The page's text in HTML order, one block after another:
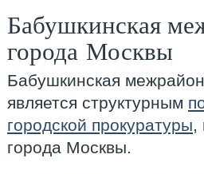
Бабушкинская
города Москвы
Бабушкинская
является структурным
городской прокуратуры,
города Москвы.